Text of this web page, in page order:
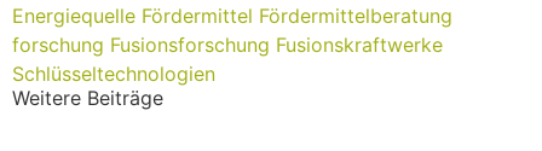
Energiequelle Fördermittel Fördermittelberatung
forschung Fusionsforschung Fusionskraftwerke
Schlüsseltechnologien
Weitere Beiträge